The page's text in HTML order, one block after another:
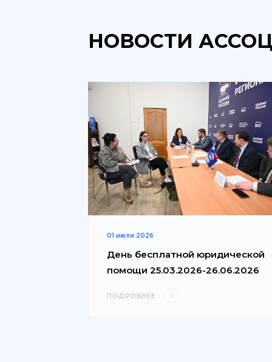
НОВОСТИ
01 июля 2026
День бесплатной юридической
помощи 25.03.2026-26.06.2026
ПОДРОБНЕЕ